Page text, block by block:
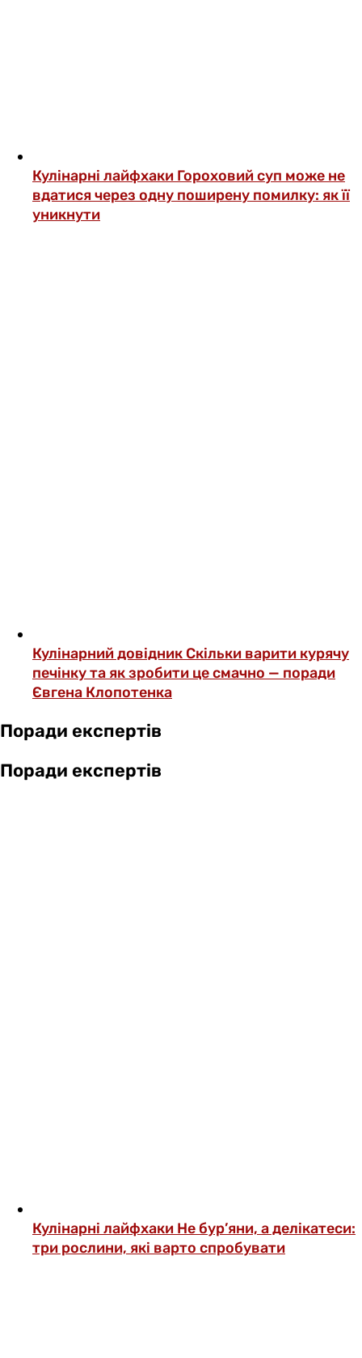
Кулінарні лайфхаки Гороховий суп може не
вдатися через одну поширену помилку: як її
уникнути
Кулінарний довідник Скільки варити курячу
печінку та як зробити це смачно — поради
Євгена Клопотенка
Поради експертів
Поради експертів
Кулінарні лайфхаки Не бур’яни, а делікатеси:
три рослини, які варто спробувати